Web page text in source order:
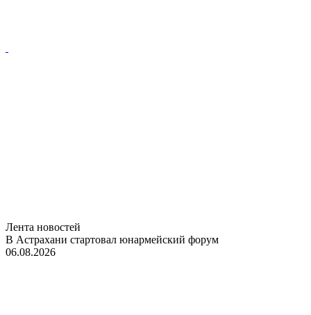
Лента новостей
В Астрахани стартовал юнармейский форум
06.08.2026